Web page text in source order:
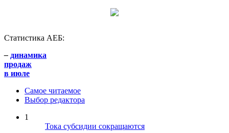
Статистика АЕБ:
– динамика
продаж
в июле
Самое читаемое
Выбор редактора
1
Тока субсидии сокращаются